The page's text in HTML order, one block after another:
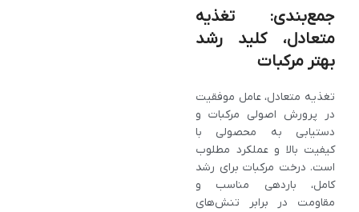
جمع‌بندی: تغذیه
متعادل، کلید رشد
بهتر مرکبات
تغذیه متعادل، عامل موفقیت
در پرورش اصولی مرکبات و
دستیابی به محصولی با
کیفیت بالا و عملکرد مطلوب
است. درخت مرکبات برای رشد
کامل، باردهی مناسب و
مقاومت در برابر تنش‌های